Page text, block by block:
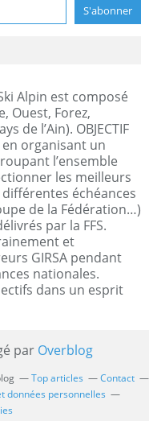
Alpin est composé
Ouest, Forez,
de l’Ain). OBJECTIF
organisant un
l’ensemble
les meilleurs
échéances
de la Fédération…)
par la FFS.
et
GIRSA pendant
nationales.
dans un esprit
par Overblog
Top articles
Contact
données personnelles